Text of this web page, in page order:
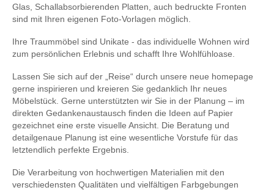
Glas, Schallabsorbierenden Platten, auch bedruckte Fronten
sind mit Ihren eigenen Foto-Vorlagen möglich.
Ihre Traummöbel sind Unikate - das individuelle Wohnen wird
zum persönlichen Erlebnis und schafft Ihre Wohlfühloase.
Lassen Sie sich auf der „Reise“ durch unsere neue homepage
gerne inspirieren und kreieren Sie gedanklich Ihr neues
Möbelstück. Gerne unterstützten wir Sie in der Planung – im
direkten Gedankenaustausch finden die Ideen auf Papier
gezeichnet eine erste visuelle Ansicht. Die Beratung und
detailgenaue Planung ist eine wesentliche Vorstufe für das
letztendlich perfekte Ergebnis.
Die Verarbeitung von hochwertigen Materialien mit den
verschiedensten Qualitäten und vielfältigen Farbgebungen